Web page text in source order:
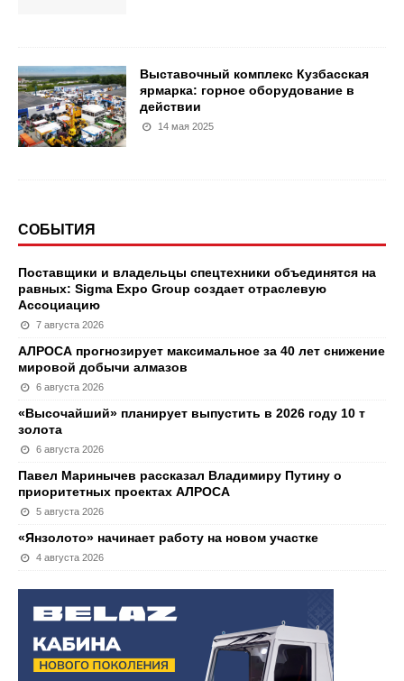
Выставочный комплекс Кузбасская
ярмарка: горное оборудование в
действии
14 мая 2025
СОБЫТИЯ
Поставщики и владельцы спецтехники объединятся на
равных: Sigma Expo Group создает отраслевую
Ассоциацию
7 августа 2026
АЛРОСА прогнозирует максимальное за 40 лет снижение
мировой добычи алмазов
6 августа 2026
«Высочайший» планирует выпустить в 2026 году 10 т
золота
6 августа 2026
Павел Маринычев рассказал Владимиру Путину о
приоритетных проектах АЛРОСА
5 августа 2026
«Янзолото» начинает работу на новом участке
4 августа 2026